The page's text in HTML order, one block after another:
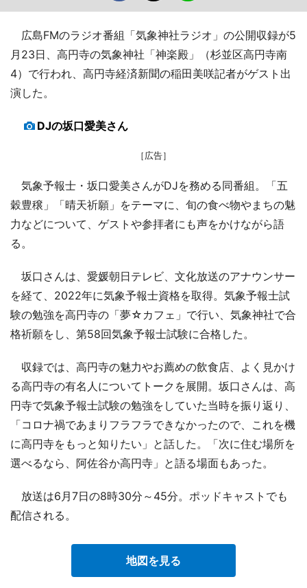
広島FMのラジオ番組「気象神社ラジオ」の公開収録が5
月23日、高円寺の気象神社「神楽殿」（杉並区高円寺南
4）で行われ、高円寺経済新聞の稲田美咲記者がゲスト出
演した。
DJの坂口愛美さん
［広告］
気象予報士・坂口愛美さんがDJを務める同番組。「五
穀豊穣」「晴天祈願」をテーマに、旬の食べ物やまちの魅
力などについて、ゲストや参拝者にも声をかけながら語
る。
坂口さんは、愛媛朝日テレビ、文化放送のアナウンサー
を経て、2022年に気象予報士資格を取得。気象予報士試
験の勉強を高円寺の「夢☆カフェ」で行い、気象神社で合
格祈願をし、第58回気象予報士試験に合格した。
収録では、高円寺の魅力やお薦めの飲食店、よく見かけ
る高円寺の有名人についてトークを展開。坂口さんは、高
円寺で気象予報士試験の勉強をしていた当時を振り返り、
「コロナ禍であまりフラフラできなかったので、これを機
に高円寺をもっと知りたい」と話した。「次に住む場所を
選べるなら、阿佐谷か高円寺」と語る場面もあった。
放送は6月7日の8時30分～45分。ポッドキャストでも
配信される。
地図を見る